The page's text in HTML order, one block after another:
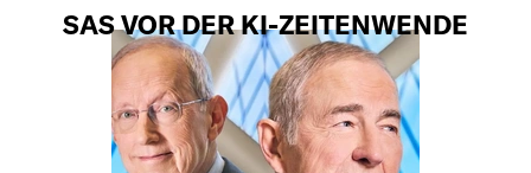
SAS VOR DER KI-ZEITENWENDE